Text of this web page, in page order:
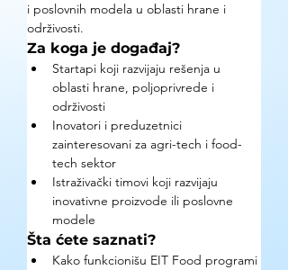
i poslovnih modela u oblasti hrane i
održivosti.
Za koga je događaj?
Startapi koji razvijaju rešenja u
oblasti hrane, poljoprivrede i
održivosti
Inovatori i preduzetnici
zainteresovani za agri-tech i food-
tech sektor
Istraživački timovi koji razvijaju
inovativne proizvode ili poslovne
modele
Šta ćete saznati?
Kako funkcionišu EIT Food programi